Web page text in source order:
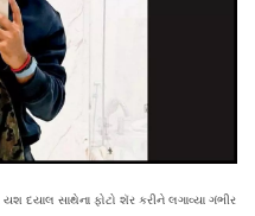
દયાલ સાથેના ફોટો શૅર કરીને લગાવ્યા ગંભીર